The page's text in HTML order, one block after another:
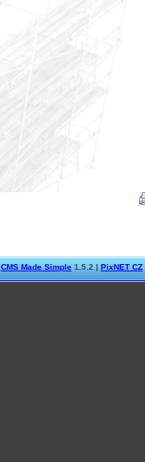
CMS Made Simple1.5.2 | PixNET CZ